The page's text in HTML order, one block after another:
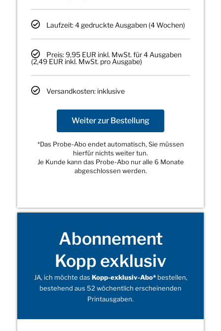
Laufzeit: 4 gedruckte Ausgaben (4 Wochen)
Preis: 9,95 EUR inkl. MwSt. für 4 Ausgaben
(2,49 EUR inkl. MwSt. pro Ausgabe)
Versandkosten: inklusive
Weiter zur Bestellung
*Das Probe-Abo endet automatisch, Sie müssen
hierfür nichts weiter tun.
Je Kunde kann das Probe-Abo nur alle 6 Monate
abgeschlossen werden.
Abonnement
Kopp exklusiv
JA, ich möchte das Kopp-exklusiv-Abo*bestellen,
bestehend aus 52 wöchentlich erscheinenden
Printausgaben.